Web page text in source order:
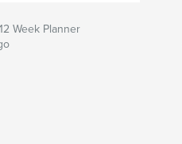
Week Planner